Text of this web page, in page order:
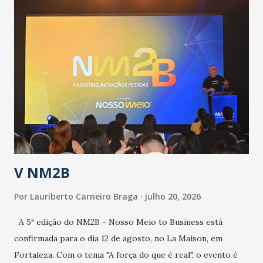
população suspeita e de cuidados com os ambientes
públicos e domiciliares. “Nós não estamos vivendo uma
epidemia comum, como temos em todos os anos, com
aumento de casos de dengue, influenza ou H1N1. Trata-se
de uma epidemia com um vírus diferente, com um poder de
contaminação maior que outros coronavírus”, apontou o
secretário. Segundo ele, é uma epidemia com chance de
contaminação alta, podendo gerar um grande risco à
população e ao sistema de saúde. “Precisamos saber fazer a
estratificação do risco da doença, para não so...
V NM2B
Por Lauriberto Carneiro Braga julho 20, 2026
A 5ª edição do NM2B - Nosso Meio to Business está
confirmada para o dia 12 de agosto, no La Maison, em
Fortaleza. Com o tema "A força do que é real", o evento é